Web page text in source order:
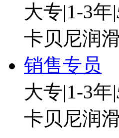
大专|1-3年|
卡贝尼润
销售专员
大专|1-3年|
卡贝尼润